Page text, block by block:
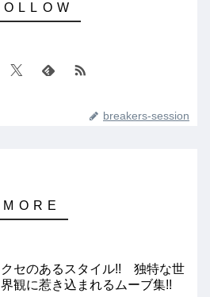
breakers-session
クセのあるスタイル!! 独特な世
界観に惹き込まれるムーブ集!!